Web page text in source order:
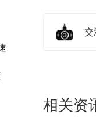
交
相关资